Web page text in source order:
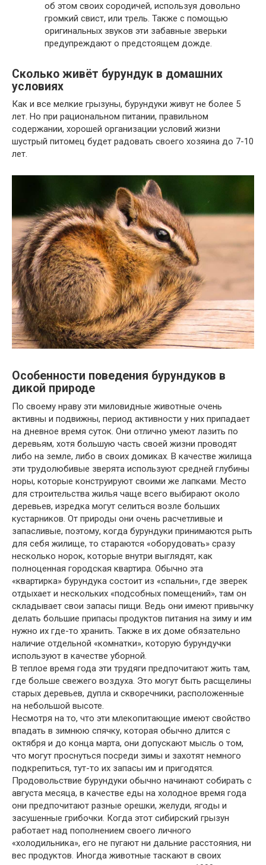
об этом своих сородичей, используя довольно
громкий свист, или трель. Также с помощью
оригинальных звуков эти забавные зверьки
предупреждают о предстоящем дожде.
Сколько живёт бурундук в домашних
условиях
Как и все мелкие грызуны, бурундуки живут не более 5
лет. Но при рациональном питании, правильном
содержании, хорошей организации условий жизни
шустрый питомец будет радовать своего хозяина до 7-10
лет.
Особенности поведения бурундуков в
дикой природе
По своему нраву эти миловидные животные очень
активны и подвижны, период активности у них припадает
на дневное время суток. Они отлично умеют лазить по
деревьям, хотя большую часть своей жизни проводят
либо на земле, либо в своих домиках. В качестве жилища
эти трудолюбивые зверята используют средней глубины
норы, которые конструируют своими же лапками. Место
для строительства жилья чаще всего выбирают около
деревьев, изредка могут селиться возле больших
кустарников. От природы они очень расчетливые и
запасливые, поэтому, когда бурундуки принимаются рыть
для себя жилище, то стараются «оборудовать» сразу
несколько норок, которые внутри выглядят, как
полноценная городская квартира. Обычно эта
«квартирка» бурундука состоит из «спальни», где зверек
отдыхает и нескольких «подсобных помещений», там он
складывает свои запасы пищи. Ведь они имеют привычку
делать большие припасы продуктов питания на зиму и им
нужно их где-то хранить. Также в их доме обязательно
наличие отдельной «комнатки», которую бурундучки
используют в качестве уборной.
В теплое время года эти трудяги предпочитают жить там,
где больше свежего воздуха. Это могут быть расщелины
старых деревьев, дупла и скворечники, расположенные
на небольшой высоте.
Несмотря на то, что эти млекопитающие имеют свойство
впадать в зимнюю спячку, которая обычно длится с
октября и до конца марта, они допускают мысль о том,
что могут проснуться посреди зимы и захотят немного
подкрепиться, тут-то их запасы им и пригодятся.
Продовольствие бурундуки обычно начинают собирать с
августа месяца, в качестве еды на холодное время года
они предпочитают разные орешки, желуди, ягоды и
засушенные грибочки. Когда этот сибирский грызун
работает над пополнением своего личного
«холодильника», его не пугают ни дальние расстояния, ни
вес продуктов. Иногда животные таскают в своих